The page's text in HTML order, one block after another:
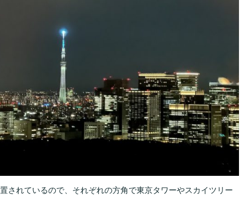
されているので、それぞれの方角で東京タワーやスカイツリー